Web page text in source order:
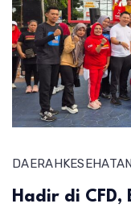
DAERAHKESEHATAN
Hadir di